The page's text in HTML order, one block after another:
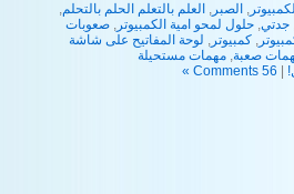
, الصبر , العلم بالتعلم الحلم بالتحلم,
جدتي,حلول لمحو امية الكمبيوتر,صعوبات
,كمبيوتر, لوحة المفاتيح على شاشة
صعبة, مهمات مستحيلة
56 Comments »